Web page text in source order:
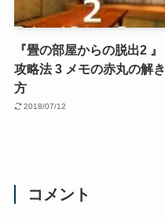
『畳の部屋からの脱出2 』
攻略法 3 メモの赤丸の解き
方
2018/07/12
コメント